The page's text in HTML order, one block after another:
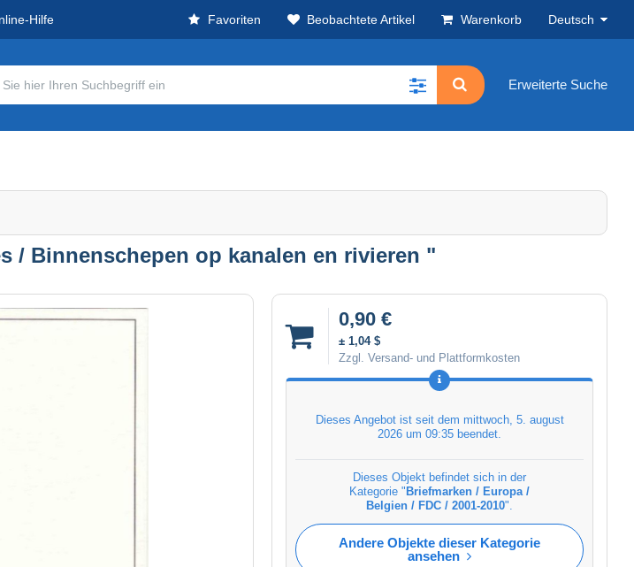
Hilfe Favoriten Beobachtete Artikel Warenkorb Deutsch
Erweiterte Suche
/ Binnenschepen op kanalen en rivieren "
0,90 €
± 1,04 $
Zzgl. Versand- und Plattformkosten
Dieses Angebot ist seit dem mittwoch, 5. august
2026 um 09:35 beendet.
Dieses Objekt befindet sich in der
Kategorie " Briefmarken / Europa /
Belgien / FDC / 2001-2010".
Andere Objekte dieser Kategorie
ansehen